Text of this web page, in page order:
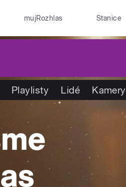
mujRozhlas Stanice
Playlisty Lidé Kamery